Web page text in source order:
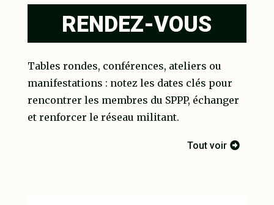
RENDEZ-VOUS
Tables rondes, conférences, ateliers ou
manifestations : notez les dates clés pour
rencontrer les membres du SPPP, échanger
et renforcer le réseau militant.
Tout voir